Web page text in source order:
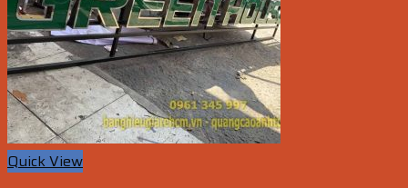
Quick View